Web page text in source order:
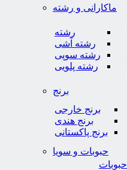
ماکارانی و رشته
رشته
رشته آشی
رشته سوپی
رشته پلویی
برنج
برنج خارجی
برنج هندی
برنج پاکستانی
حبوبات و سویا
حبوبات